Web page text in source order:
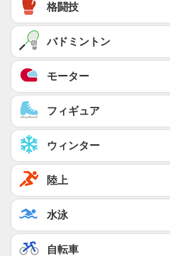
格闘技
バドミントン
モーター
フィギュア
ウィンター
陸上
水泳
自転車